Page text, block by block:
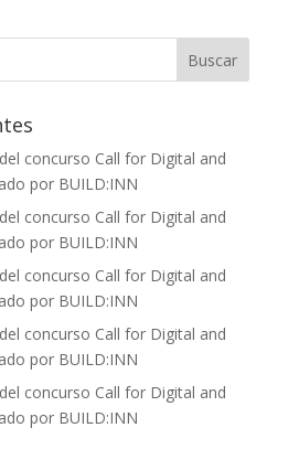
concurso Call for Digital and
por BUILD:INN
concurso Call for Digital and
por BUILD:INN
concurso Call for Digital and
por BUILD:INN
concurso Call for Digital and
por BUILD:INN
concurso Call for Digital and
por BUILD:INN